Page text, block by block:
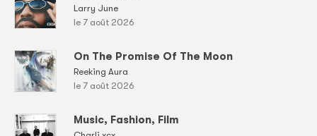
Larry June
le 7 août 2026
On The Promise Of The Moon
Reeking Aura
le 7 août 2026
Music, Fashion, Film